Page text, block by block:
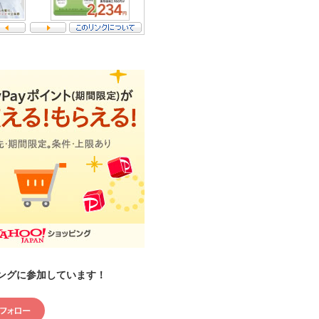
グに参加しています！